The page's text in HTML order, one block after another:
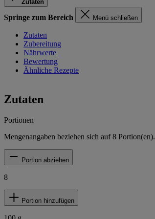
Zutaten
Springe zum Bereich Menü schließen
Zutaten
Zubereitung
Nährwerte
Bewertung
Ähnliche Rezepte
Zutaten
Portionen
Mengenangaben beziehen sich auf8 Portion(en).
Portion abziehen
8
Portion hinzufügen